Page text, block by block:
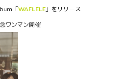
「WAFLELE 」をリリース
ワンマン開催